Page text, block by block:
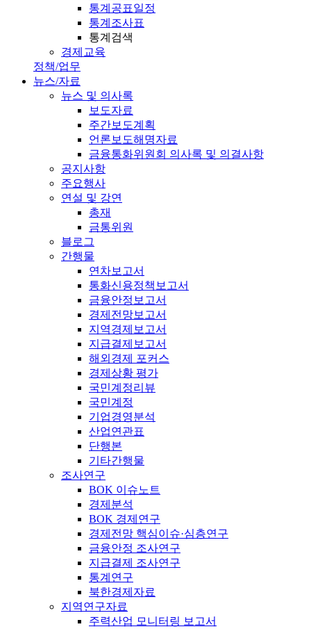
통계공표일정
통계조사표
통계검색
경제교육
정책/업무
뉴스/자료
뉴스 및 의사록
보도자료
주간보도계획
언론보도해명자료
금융통화위원회 의사록 및 의결사항
공지사항
주요행사
연설 및 강연
총재
금통위원
블로그
간행물
연차보고서
통화신용정책보고서
금융안정보고서
경제전망보고서
지역경제보고서
지급결제보고서
해외경제 포커스
경제상황 평가
국민계정리뷰
국민계정
기업경영분석
산업연관표
단행본
기타간행물
조사연구
BOK 이슈노트
경제분석
BOK 경제연구
경제전망 핵심이슈·심층연구
금융안정 조사연구
지급결제 조사연구
통계연구
북한경제자료
지역연구자료
주력산업 모니터링 보고서